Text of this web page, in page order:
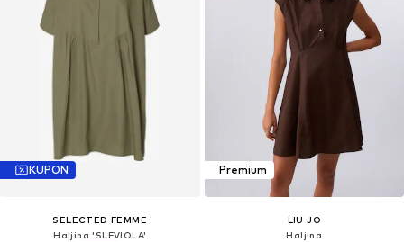
KUPON
SELECTED FEMME
Haljina 'SLFVIOLA'
Premium
LIU JO
Haljina